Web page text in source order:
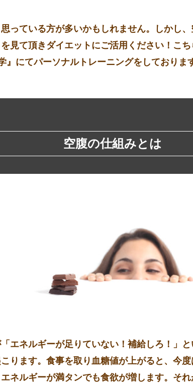
っている方が多いかもしれません。しかし
見て頂きダイエットにご活用ください！こ
』にてパーソナルトレーニングをしておりま
空腹の仕組みとは
エネルギーが足りていない！補給しろ！」
ります。食事を取り血糖値が上がると、今
ネルギーが満タンでも食欲が増します。そ